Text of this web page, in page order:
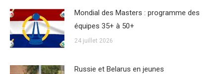
Mondial des Masters : programme des
équipes 35+ à 50+
24 juillet 2026
Russie et Belarus en jeunes